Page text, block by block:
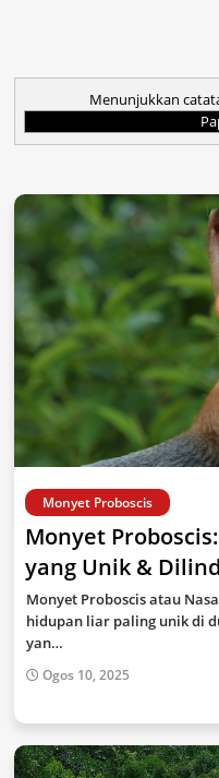
Menunjukkan
Monyet Proboscis
Monyet
yang Unik &
Monyet Proboscis atau
hidupan liar paling unik di
yan…
Ogos 10, 2025